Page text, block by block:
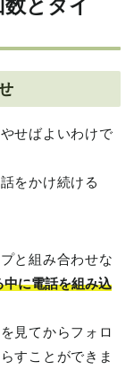
とタイ
せばよいわけで
をかけ続ける
と組み合わせな
に電話を組み込
見てからフォロ
すことができま